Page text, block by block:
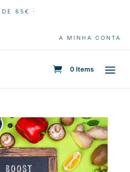
65€ ·
A MINHA CONTA
0 Items